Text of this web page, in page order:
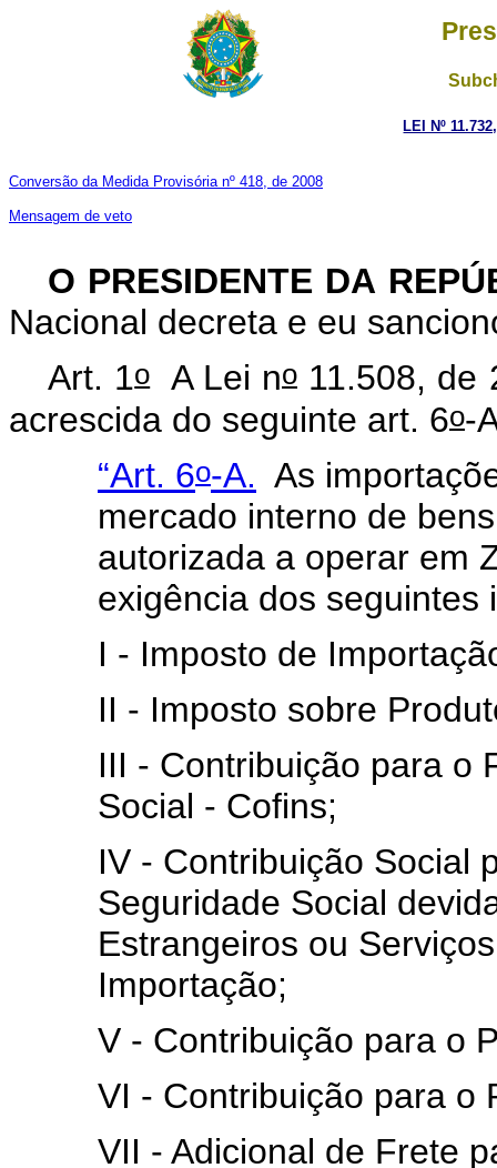
LEI Nº
Conversão da Medida Provisória nº 418, de 2008
Mensagem de veto
O PRESIDENTE DA
Nacional decreta e eu
Art. 1oA Lei no 11.508, de
acrescida do seguinte art. 6o-
“Art. 6o-A. As
mercado interno de
autorizada a operar em
exigência dos seguintes
I - Imposto de
II - Imposto sobre
III - Contribuição para o
Social - Cofins;
IV - Contribuição Social
Seguridade Social
Estrangeiros ou
Importação;
V - Contribuição para o
VI - Contribuição para o
VII - Adicional de Frete